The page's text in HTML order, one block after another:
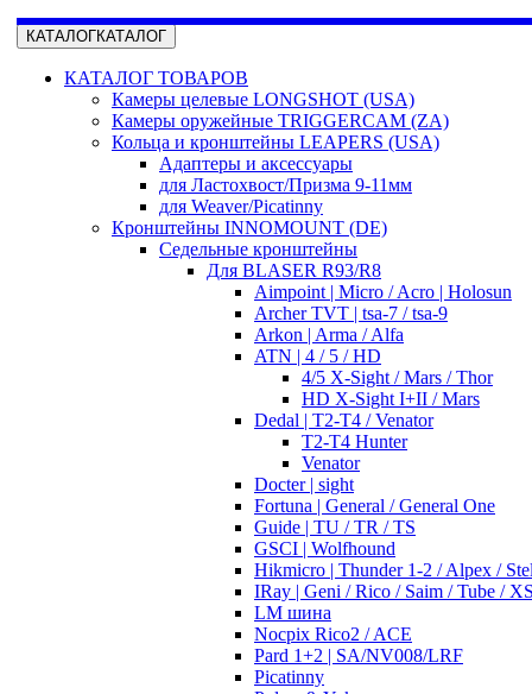
КАТАЛОГКАТАЛОГ
КАТАЛОГ ТОВАРОВ
Камеры целевые LONGSHOT (USA)
Камеры оружейные TRIGGERCAM (ZA)
Кольца и кронштейны LEAPERS (USA)
Адаптеры и аксессуары
для Ластохвост/Призма 9-11мм
для Weaver/Picatinny
Кронштейны INNOMOUNT (DE)
Седельные кронштейны
Для BLASER R93/R8
Aimpoint | Micro / Acro | Holosun
Archer TVT | tsa-7 / tsa-9
Arkon | Arma / Alfa
ATN | 4 / 5 / HD
4/5 X-Sight / Mars / Thor
HD X-Sight I+II / Mars
Dedal | T2-T4 / Venator
T2-T4 Hunter
Venator
Docter | sight
Fortuna | General / General One
Guide | TU / TR / TS
GSCI | Wolfhound
Hikmicro | Thunder 1-2 / Alpex /
IRay | Geni / Rico / Saim / Tube /
LM шина
Nocpix Rico2 / ACE
Pard 1+2 | SA/NV008/LRF
Picatinny